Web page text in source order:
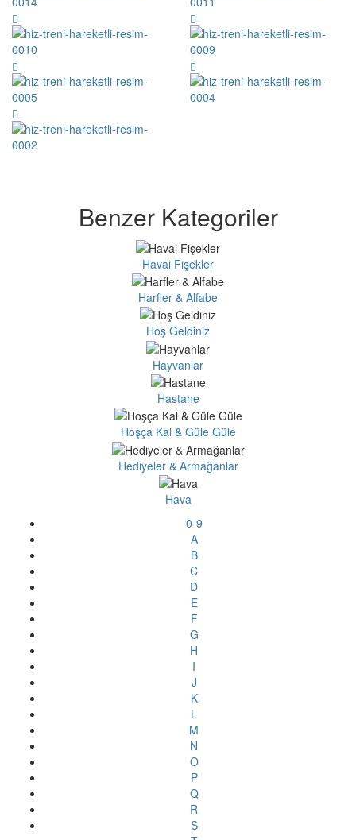
Benzer Kategoriler
Havai Fişekler
Harfler & Alfabe
Hoş Geldiniz
Hayvanlar
Hastane
Hoşça Kal & Güle Güle
Hediyeler & Armağanlar
Hava
0-9
A
B
C
D
E
F
G
H
I
J
K
L
M
N
O
P
Q
R
S